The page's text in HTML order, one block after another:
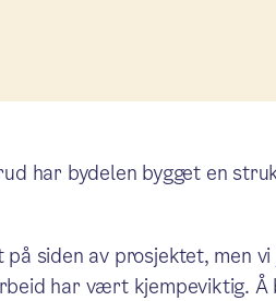
har bydelen bygget en
siden av prosjektet, men
har vært kjempeviktig. Å